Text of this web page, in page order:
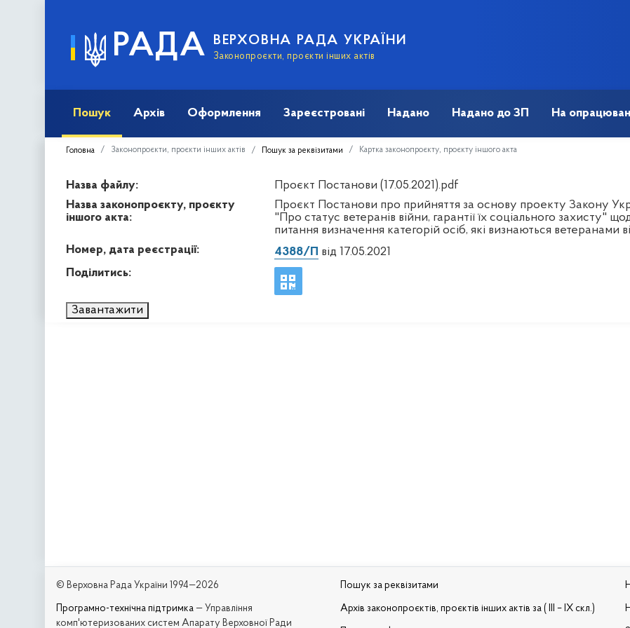
РАДА ВЕРХОВНА РАДА УКРАЇНИ
Законопроєкти, проєкти інших актів
Пошук Архів Оформлення Зареєстровані Надано Надано до ЗП На
Головна Законопроєкти, проєкти інших актів Пошук за реквізитами Картка законопроєкту, проєкту іншого акта
Назва файлу:
Проєкт Постанови (17.05.2021).pdf
Назва законопроєкту, проєкту
іншого акта:
Проєкт Постанови про прийняття за основу проекту Закону
"Про статус ветеранів війни, гарантії їх соціального захисту"
питання визначення категорій осіб, які визнаються
Номер, дата реєстрації:
4388/П від 17.05.2021
Поділитись:
Завантажити
© Верховна Рада України 1994—2026
Програмно-технічна підтримка — Управління
комп'ютеризованих систем Апарату Верховної Ради
Пошук за реквізитами
Архів законопроєктів, проєктів інших актів за ( III – IX скл.)